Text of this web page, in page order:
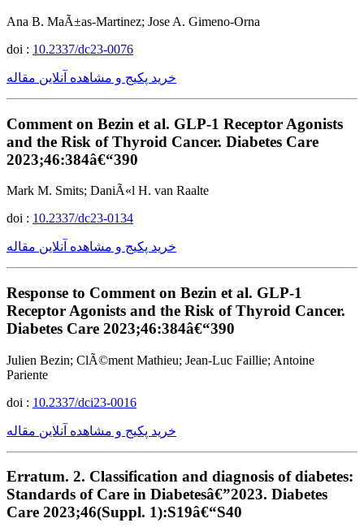
Ana B. MaÃ±as-Martinez; Jose A. Gimeno-Orna
doi : 10.2337/dc23-0076
خرید پکیج و مشاهده آنلاین مقاله
Comment on Bezin et al. GLP-1 Receptor Agonists
and the Risk of Thyroid Cancer. Diabetes Care
2023;46:384â€“390
Mark M. Smits; DaniÃ«l H. van Raalte
doi : 10.2337/dc23-0134
خرید پکیج و مشاهده آنلاین مقاله
Response to Comment on Bezin et al. GLP-1
Receptor Agonists and the Risk of Thyroid Cancer.
Diabetes Care 2023;46:384â€“390
Julien Bezin; ClÃ©ment Mathieu; Jean-Luc Faillie; Antoine
Pariente
doi : 10.2337/dci23-0016
خرید پکیج و مشاهده آنلاین مقاله
Erratum. 2. Classification and diagnosis of diabetes:
Standards of Care in Diabetesâ€”2023. Diabetes
Care 2023;46(Suppl. 1):S19â€“S40